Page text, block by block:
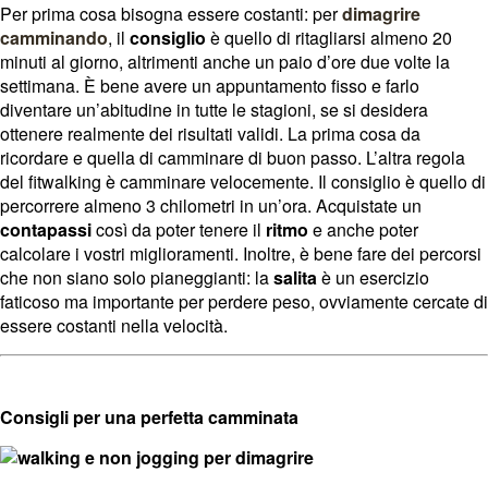
Per prima cosa bisogna essere costanti: perdimagrire
camminando, il consiglio è quello di ritagliarsi almeno 20
minuti al giorno, altrimenti anche un paio d’ore due volte la
settimana. È bene avere un appuntamento fisso e farlo
diventare un’abitudine in tutte le stagioni, se si desidera
ottenere realmente dei risultati validi. La prima cosa da
ricordare e quella di camminare di buon passo. L’altra regola
del fitwalking è camminare velocemente. Il consiglio è quello di
percorrere almeno 3 chilometri in un’ora. Acquistate un
contapassicosì da poter tenere il ritmo e anche poter
calcolare i vostri miglioramenti. Inoltre, è bene fare dei percorsi
che non siano solo pianeggianti: lasalitaè un esercizio
faticoso ma importante per perdere peso, ovviamente cercate di
essere costanti nella velocità.
Consigli per una perfetta camminata